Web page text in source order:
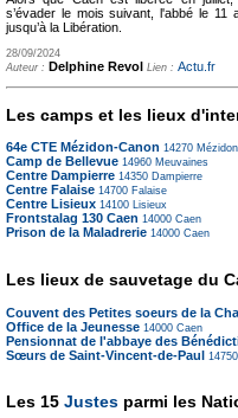
s’évader le mois suivant, l'abbé le
jusqu’à la Libération.
28/09/2024
Auteur : Delphine Revol Lien : Actu.fr
Les camps et les lieux
64e CTE Mézidon-Canon 14270 Mézidon
Camp de Bellevue 14960 Meuvaines
Centre Dampierre 14350 Dampierre
Centre Falaise 14700 Falaise
Centre Lisieux 14100 Lisieux
Frontstalag 130 Caen 14000 Caen
Prison de la Maladrerie 14000 Caen
Les lieux de sauvetage du
Couvent des Petites soeurs de la
Office de la Jeunesse 14000 Caen
Pensionnat de l'abbaye des
Sœurs de Saint-Vincent-de-Paul 14750
Les 15 Justes parmi les